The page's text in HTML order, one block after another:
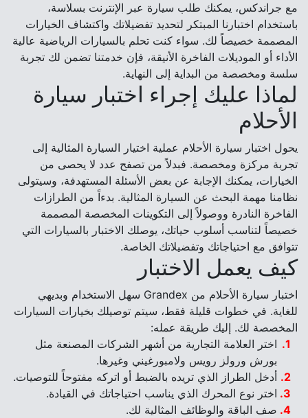
مع جراندكس، يمكنك طلب سيارة عبر الإنترنت بسلاسة،
باستخدام اختبارنا المبتكر لتحديد تفضيلاتك واكتشاف الخيارات
المصممة خصيصاً لك. سواء كنت تحلم بالسيارات الرياضية عالية
الأداء أو الموديلات الفاخرة الأنيقة، فإن خدمتنا تضمن لك تجربة
سلسة ومخصصة من البداية إلى النهاية.
لماذا عليك إجراء اختبار سيارة
الأحلام
يحول اختبار سيارة الأحلام عملية اختيار السيارة المثالية إلى
تجربة مركزة ومخصصة. فبدلاً من تصفح عدد لا يحصى من
الخيارات، يمكنك الإجابة عن بعض الأسئلة المستهدفة، وسيتولى
نظامنا مهمة البحث عن السيارة المثالية. بدءاً من الطرازات
الفاخرة النادرة ووصولاً إلى التكوينات المخصصة المصممة
خصيصاً لتناسب أسلوب حياتك، يوصلك الاختبار بالسيارات التي
تتوافق مع احتياجاتك وتفضيلاتك الخاصة.
كيف يعمل الاختبار
اختبار سيارة الأحلام من Grandex سهل الاستخدام وبديهي
للغاية. في خطوات قليلة فقط، سيتم توصيلك بخيارات السيارات
المخصصة لك. إليك طريقة عمله:
اختر العلامة التجارية من أشهر الشركات المصنعة مثل
بورش ورولز رويس ولامبورغيني وغيرها.
أدخل الطراز الذي تريده بالضبط أو اتركه مفتوحاً للتوصيات.
اختر نوع المحرك الذي يناسب احتياجاتك في القيادة.
صف الباقة والوظائف المثالية لك.